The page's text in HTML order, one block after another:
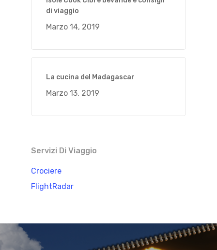
di viaggio
Marzo 14, 2019
La cucina del Madagascar
Marzo 13, 2019
Servizi Di Viaggio
Crociere
FlightRadar